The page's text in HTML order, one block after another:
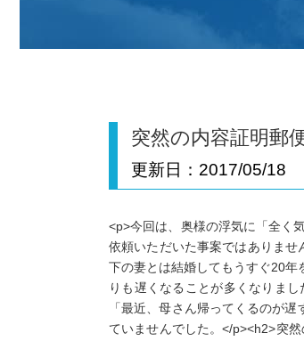
突然の内容証明郵
更新日： 2017/05/18
<p>今回は、奥様の浮気に「全く
依頼いただいた事案ではありま
下の妻とは結婚してもうすぐ20年
りも遅くなることが多くなりま
「最近、母さん帰ってくるのが
ていませんでした。</p><h2>突